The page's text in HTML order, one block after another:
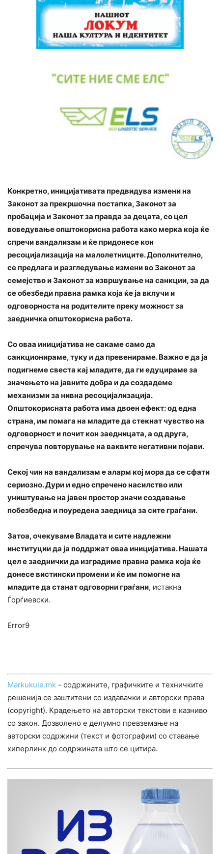
Конкретно, иницијативата предвидува измени на
Законот за прекршочна постапка, Законот за
пробација и Законот за правда за децата, со цел
воведување општокорисна работа како мерка која ќе
спречи вандализам и ќе придонесе кон
ресоцијализација на малолетниците. Дополнително,
се предлага и разгледување измени во Законот за
семејство и Законот за извршување на санкции, за да
се обезбеди правна рамка која ќе ја вклучи и
одговорноста на родителите преку можност за
заедничка општокорисна работа.
Со оваа иницијатива не сакаме само да
санкционираме, туку и да превенираме. Важно е да ја
подигнеме свеста кај младите, да ги едуцираме за
значењето на јавните добра и да создадеме
механизми за нивна ресоцијализација.
Општокорисната работа има двоен ефект: од една
страна, им помага на младите да стекнат чувство на
одговорност и почит кон заедницата, а од друга,
спречува повторување на ваквите негативни појави.
Секој чин на вандализам е аларм кој мора да се сфати
сериозно. Дури и едно спречено насилство или
уништување на јавен простор значи создавање
побезбедна и поуредена заедница за сите граѓани.
Затоа, очекуваме Владата и сите надлежни
институции да ја поддржат оваа иницијатива. Нашата
цел е заеднички да изградиме правна рамка која ќе
донесе вистински промени и ќе им помогне на
младите да станат одговорни граѓани, истакна ​
Ѓорѓиевски.
Error9
Markukule.mk - содржините, графичките и техничките
решенија се заштитени со издавачки и авторски права
(copyright). Крадењето на авторски текстови е казниво
со закон. Дозволено е делумно превземање на
авторски содржини (текст и фотографии) со ставање
хиперлинк до содржината што се цитира.